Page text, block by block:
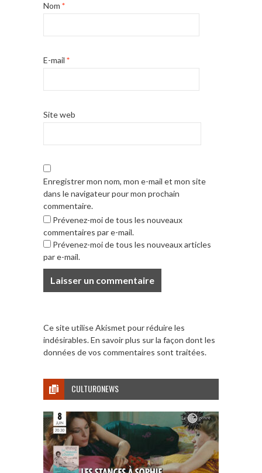
Nom *
E-mail *
Site web
Enregistrer mon nom, mon e-mail et mon site
dans le navigateur pour mon prochain
commentaire.
Prévenez-moi de tous les nouveaux
commentaires par e-mail.
Prévenez-moi de tous les nouveaux articles
par e-mail.
Ce site utilise Akismet pour réduire les
indésirables.En savoir plus sur la façon dont les
données de vos commentaires sont traitées.
CULTURONEWS